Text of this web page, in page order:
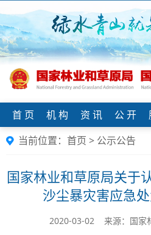
首 页 机 构 资 讯 公 开
当前位置： 首页 > 公示公告
国家林业和草原局关于
沙尘暴灾害应急
2020-03-02 来源：国家